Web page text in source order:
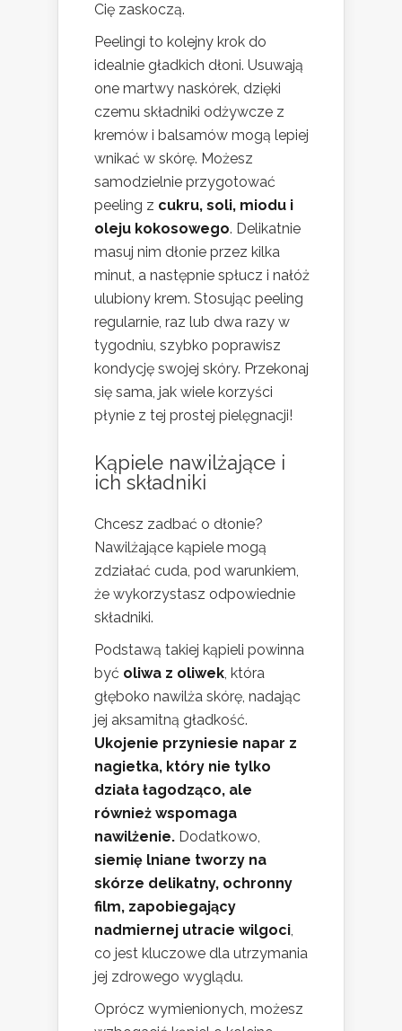
Cię zaskoczą.
Peelingi to kolejny krok do
idealnie gładkich dłoni. Usuwają
one martwy naskórek, dzięki
czemu składniki odżywcze z
kremów i balsamów mogą lepiej
wnikać w skórę. Możesz
samodzielnie przygotować
peeling z cukru, soli, miodu i
oleju kokosowego. Delikatnie
masuj nim dłonie przez kilka
minut, a następnie spłucz i nałóż
ulubiony krem. Stosując peeling
regularnie, raz lub dwa razy w
tygodniu, szybko poprawisz
kondycję swojej skóry. Przekonaj
się sama, jak wiele korzyści
płynie z tej prostej pielęgnacji!
Kąpiele nawilżające i
ich składniki
Chcesz zadbać o dłonie?
Nawilżające kąpiele mogą
zdziałać cuda, pod warunkiem,
że wykorzystasz odpowiednie
składniki.
Podstawą takiej kąpieli powinna
być oliwa z oliwek, która
głęboko nawilża skórę, nadając
jej aksamitną gładkość.
Ukojenie przyniesie napar z
nagietka, który nie tylko
działa łagodząco, ale
również wspomaga
nawilżenie. Dodatkowo,
siemię lniane tworzy na
skórze delikatny, ochronny
film, zapobiegający
nadmiernej utracie wilgoci,
co jest kluczowe dla utrzymania
jej zdrowego wyglądu.
Oprócz wymienionych, możesz